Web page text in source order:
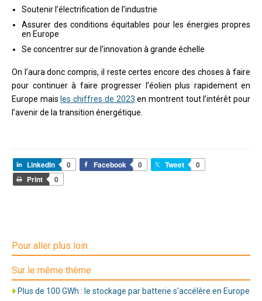
Soutenir l’électrification de l’industrie
Assurer des conditions équitables pour les énergies propres
en Europe
Se concentrer sur de l’innovation à grande échelle
On l’aura donc compris, il reste certes encore des choses à faire
pour continuer à faire progresser l’éolien plus rapidement en
Europe mais les chiffres de 2023 en montrent tout l’intérêt pour
l’avenir de la transition énergétique.
LinkedIn 0 Facebook 0 Tweet
0
Print
0
Pour aller plus loin
Sur le même thème
Plus de 100 GWh : le stockage par batterie s’accélère en Europe